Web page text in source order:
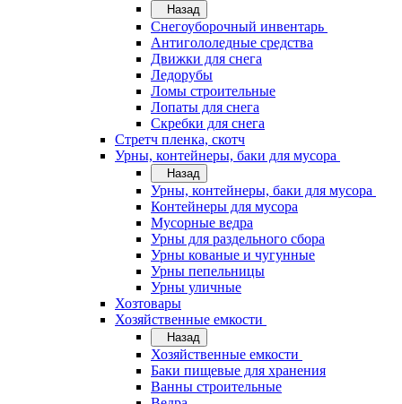
Назад
Снегоуборочный инвентарь
Антигололедные средства
Движки для снега
Ледорубы
Ломы строительные
Лопаты для снега
Скребки для снега
Стретч пленка, скотч
Урны, контейнеры, баки для мусора
Назад
Урны, контейнеры, баки для мусора
Контейнеры для мусора
Мусорные ведра
Урны для раздельного сбора
Урны кованые и чугунные
Урны пепельницы
Урны уличные
Хозтовары
Хозяйственные емкости
Назад
Хозяйственные емкости
Баки пищевые для хранения
Ванны строительные